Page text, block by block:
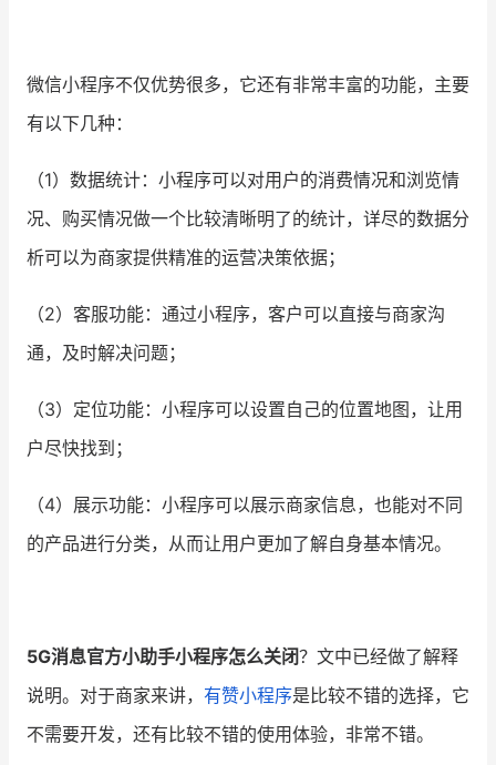
微信小程序不仅优势很多，它还有非常丰富的功能，主要
有以下几种：
（1）数据统计：小程序可以对用户的消费情况和浏览情
况、购买情况做一个比较清晰明了的统计，详尽的数据分
析可以为商家提供精准的运营决策依据；
（2）客服功能：通过小程序，客户可以直接与商家沟
通，及时解决问题；
（3）定位功能：小程序可以设置自己的位置地图，让用
户尽快找到；
（4）展示功能：小程序可以展示商家信息，也能对不同
的产品进行分类，从而让用户更加了解自身基本情况。
5G消息官方小助手小程序怎么关闭？文中已经做了解释
说明。对于商家来讲， 有赞小程序是比较不错的选择，它
不需要开发，还有比较不错的使用体验，非常不错。